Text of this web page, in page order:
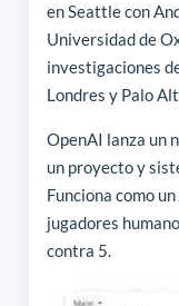
en Seattle con
Universidad de
investigaciones
Londres y Palo
OpenAI lanza un
un proyecto y
Funciona como
jugadores
contra 5.